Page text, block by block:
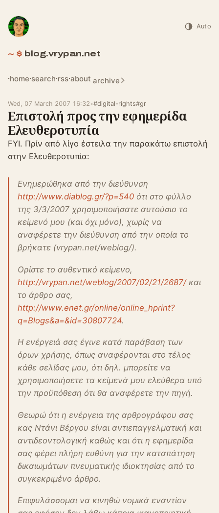
blog.vrypan.net
home search rss about archive
Auto
Wed, 07 March 2007 16:32 •#digital-rights#gr
Επιστολή προς την εφημερίδα
Ελευθεροτυπία
FYI. Πρίν από λίγο έστειλα την παρακάτω επιστολή
στην Ελευθεροτυπία:
Ενημερώθηκα από την διεύθυνση
http://www.diablog.gr/?p=540ότι στο φύλλο
της 3/3/2007 χρησιμοποιήσατε αυτούσιο το
κείμενό μου (και όχι μόνο), χωρίς να
αναφέρετε την διεύθυνση από την οποία το
βρήκατε (vrypan.net/weblog/).
Ορίστε το αυθεντικό κείμενο,
http://vrypan.net/weblog/2007/02/21/2687/και
το άρθρο σας,
http://www.enet.gr/online/online_hprint?
q=Blogs&a=&id=30807724.
Η ενέργειά σας έγινε κατά παράβαση των
όρων χρήσης, όπως αναφέρονται στο τέλος
κάθε σελίδας μου, ότι δηλ. μπορείτε να
χρησιμοποιήσετε τα κείμενά μου ελεύθερα υπό
την προϋπόθεση ότι θα αναφέρετε την πηγή.
Θεωρώ ότι η ενέργεια της αρθρογράφου σας
κας Ντάνι Βέργου είναι αντιεπαγγελματική και
αντιδεοντολογική καθώς και ότι η εφημερίδα
σας φέρει πλήρη ευθύνη για την καταπάτηση
δικαιωμάτων πνευματικής ιδιοκτησίας από το
συγκεκριμένο άρθρο.
Επιφυλάσσομαι να κινηθώ νομικά εναντίον